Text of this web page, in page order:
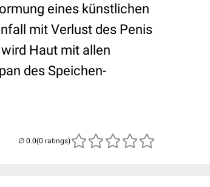
eines künstlichen
mit Verlust des Penis
Haut mit allen
des Speichen-
(0 ratings)